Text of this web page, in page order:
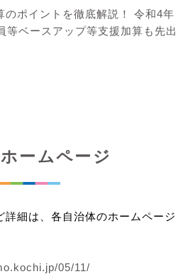
のポイントを徹底解説！ 令和4年
等ベースアップ等支援加算も先出
ームページ
詳細は、各自治体のホームページ
05/11/